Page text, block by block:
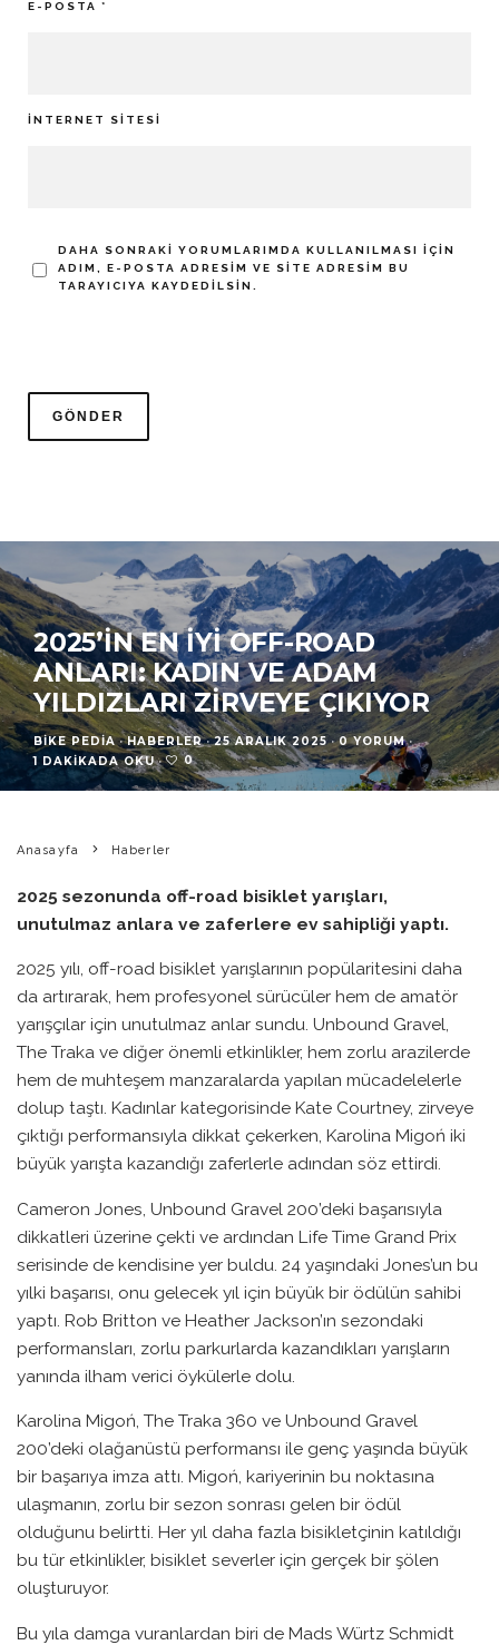
E-POSTA *
İNTERNET SITESI
DAHA SONRAKI YORUMLARIMDA KULLANILMASI IÇIN
ADIM, E-POSTA ADRESIM VE SITE ADRESIM BU
TARAYICIYA KAYDEDILSIN.
2025’IN EN İYI OFF-ROAD
ANLARI: KADIN VE ADAM
YILDIZLARI ZIRVEYE ÇIKIYOR
BIKE PEDIA · HABERLER · 25 ARALIK 2025 · 0 YORUM ·
1 DAKIKADA OKU · 0
Anasayfa Haberler
2025 sezonunda off-road bisiklet yarışları,
unutulmaz anlara ve zaferlere ev sahipliği yaptı.
2025 yılı, off-road bisiklet yarışlarının popülaritesini daha
da artırarak, hem profesyonel sürücüler hem de amatör
yarışçılar için unutulmaz anlar sundu. Unbound Gravel,
The Traka ve diğer önemli etkinlikler, hem zorlu arazilerde
hem de muhteşem manzaralarda yapılan mücadelelerle
dolup taştı. Kadınlar kategorisinde Kate Courtney, zirveye
çıktığı performansıyla dikkat çekerken, Karolina Migoń iki
büyük yarışta kazandığı zaferlerle adından söz ettirdi.
Cameron Jones, Unbound Gravel 200’deki başarısıyla
dikkatleri üzerine çekti ve ardından Life Time Grand Prix
serisinde de kendisine yer buldu. 24 yaşındaki Jones’un bu
yılki başarısı, onu gelecek yıl için büyük bir ödülün sahibi
yaptı. Rob Britton ve Heather Jackson’ın sezondaki
performansları, zorlu parkurlarda kazandıkları yarışların
yanında ilham verici öykülerle dolu.
Karolina Migoń, The Traka 360 ve Unbound Gravel
200’deki olağanüstü performansı ile genç yaşında büyük
bir başarıya imza attı. Migoń, kariyerinin bu noktasına
ulaşmanın, zorlu bir sezon sonrası gelen bir ödül
olduğunu belirtti. Her yıl daha fazla bisikletçinin katıldığı
bu tür etkinlikler, bisiklet severler için gerçek bir şölen
oluşturuyor.
Bu yıla damga vuranlardan biri de Mads Würtz Schmidt